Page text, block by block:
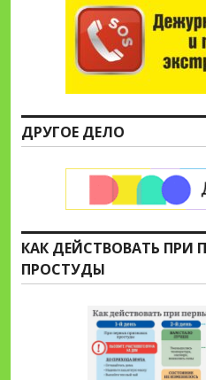
ДРУГОЕ ДЕЛО
КАК ДЕЙСТВОВАТЬ ПРИ
ПРОСТУДЫ